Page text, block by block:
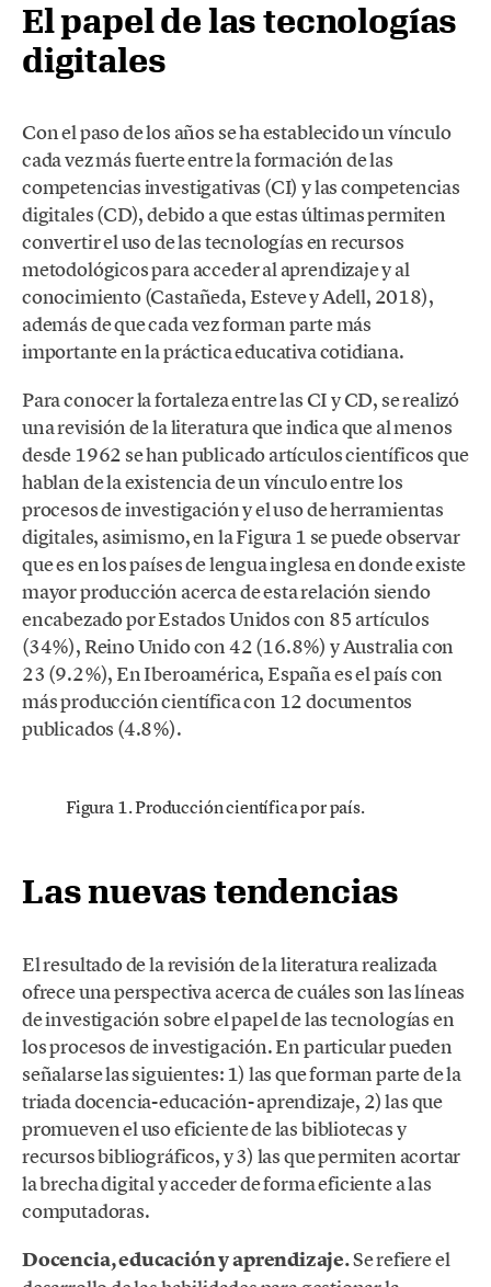
El papel de las tecnologías
digitales
Con el paso de los años se ha establecido un vínculo
cada vez más fuerte entre la formación de las
competencias investigativas (CI) y las competencias
digitales (CD), debido a que estas últimas permiten
convertir el uso de las tecnologías en recursos
metodológicos para acceder al aprendizaje y al
conocimiento (Castañeda, Esteve y Adell, 2018),
además de que cada vez forman parte más
importante en la práctica educativa cotidiana.
Para conocer la fortaleza entre las CI y CD, se realizó
una revisión de la literatura que indica que al menos
desde 1962 se han publicado artículos científicos que
hablan de la existencia de un vínculo entre los
procesos de investigación y el uso de herramientas
digitales, asimismo, en la Figura 1 se puede observar
que es en los países de lengua inglesa en donde existe
mayor producción acerca de esta relación siendo
encabezado por Estados Unidos con 85 artículos
(34%), Reino Unido con 42 (16.8%) y Australia con
23 (9.2%), En Iberoamérica, España es el país con
más producción científica con 12 documentos
publicados (4.8%).
Figura 1. Producción científica por país.
Las nuevas tendencias
El resultado de la revisión de la literatura realizada
ofrece una perspectiva acerca de cuáles son las líneas
de investigación sobre el papel de las tecnologías en
los procesos de investigación. En particular pueden
señalarse las siguientes: 1) las que forman parte de la
triada docencia-educación- aprendizaje, 2) las que
promueven el uso eficiente de las bibliotecas y
recursos bibliográficos, y 3) las que permiten acortar
la brecha digital y acceder de forma eficiente a las
computadoras.
Docencia, educación y aprendizaje.Se refiere el